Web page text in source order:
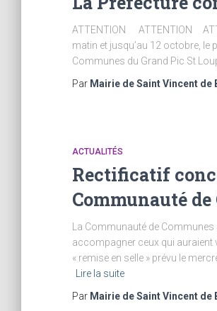
ATTENTION ATTENTION
matin et jusqu’au 12 octobre,
Communes du Grand Pic St
Par Mairie de Saint Vincent de
ACTUALITÉS
Rectificatif
Communauté
La Communauté de
accompagner ceux qui auraient
« remise en selle » prévu le
Lire la suite
Par Mairie de Saint Vincent de